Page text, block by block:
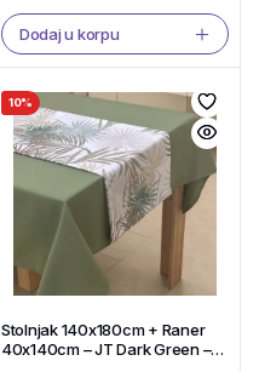
Dodaj u korpu
10%
Stolnjak 140x180cm + Raner
40x140cm – JT Dark Green –